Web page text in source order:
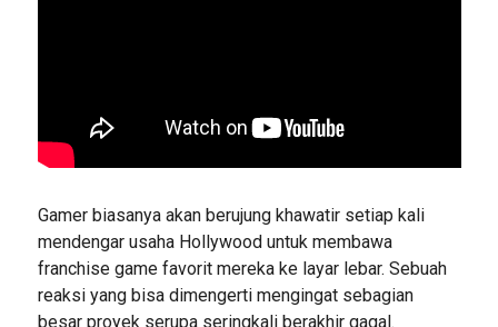
Gamer biasanya akan berujung khawatir setiap kali
mendengar usaha Hollywood untuk membawa
franchise game favorit mereka ke layar lebar. Sebuah
reaksi yang bisa dimengerti mengingat sebagian
besar proyek serupa seringkali berakhir gagal.